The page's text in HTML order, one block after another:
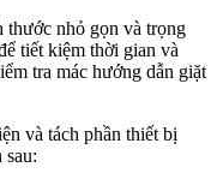
thước nhỏ gọn và trọng
tiết kiệm thời gian và
tra mác hướng dẫn giặt
và tách phần thiết bị
sau: